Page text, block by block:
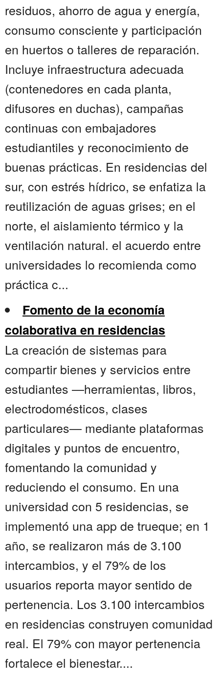
residuos, ahorro de agua y energía,
consumo consciente y participación
en huertos o talleres de reparación.
Incluye infraestructura adecuada
(contenedores en cada planta,
difusores en duchas), campañas
continuas con embajadores
estudiantiles y reconocimiento de
buenas prácticas. En residencias del
sur, con estrés hídrico, se enfatiza la
reutilización de aguas grises; en el
norte, el aislamiento térmico y la
ventilación natural. el acuerdo entre
universidades lo recomienda como
práctica c...
Fomento de la economía
colaborativa en residencias
La creación de sistemas para
compartir bienes y servicios entre
estudiantes —herramientas, libros,
electrodomésticos, clases
particulares— mediante plataformas
digitales y puntos de encuentro,
fomentando la comunidad y
reduciendo el consumo. En una
universidad con 5 residencias, se
implementó una app de trueque; en 1
año, se realizaron más de 3.100
intercambios, y el 79% de los
usuarios reporta mayor sentido de
pertenencia. Los 3.100 intercambios
en residencias construyen comunidad
real. El 79% con mayor pertenencia
fortalece el bienestar....